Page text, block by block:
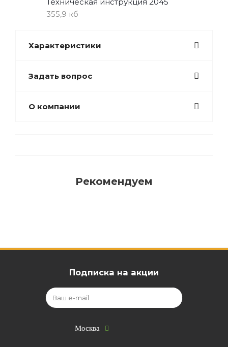
355,9 кб
Характеристики
Задать вопрос
О компании
Рекомендуем
Подписка на акции
Москва